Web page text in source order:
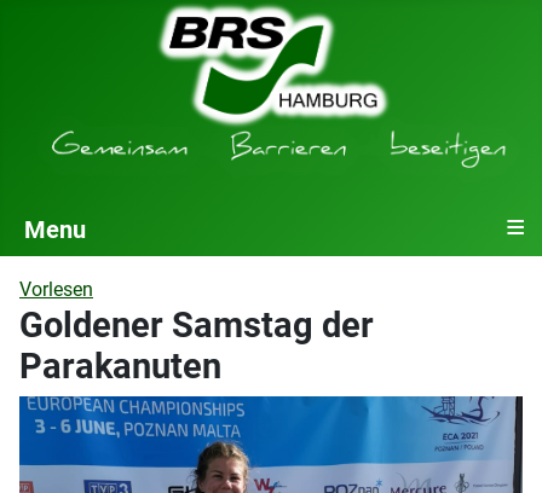
Menu ≡
Vorlesen
Goldener Samstag der
Parakanuten